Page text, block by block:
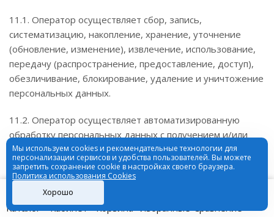
11.1. Оператор осуществляет сбор, запись,
систематизацию, накопление, хранение, уточнение
(обновление, изменение), извлечение, использование,
передачу (распространение, предоставление, доступ),
обезличивание, блокирование, удаление и уничтожение
персональных данных.
11.2. Оператор осуществляет автоматизированную
обработку персональных данных с получением и/или
передачей полученной информации по информационно-
телекоммуникационным сетям или без таковой.
12. Трансграничная
Каталог Кабинет Корзина Избранные Сравнение
Мы используем cookies и рекомендательные технологии для
персонализации сервисов и удобства пользователей. Вы можете
запретить сохранение cookie в настройках своего браузера.
Политика использования Cookies
Хорошо